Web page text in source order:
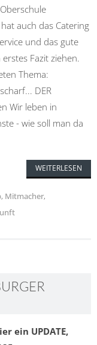
auch das Catering
und das gute
Fazit ziehen.
Thema:
DER
Wir leben in
- wie soll man da
WEITERLESEN
, Mitmacher,
ein UPDATE,